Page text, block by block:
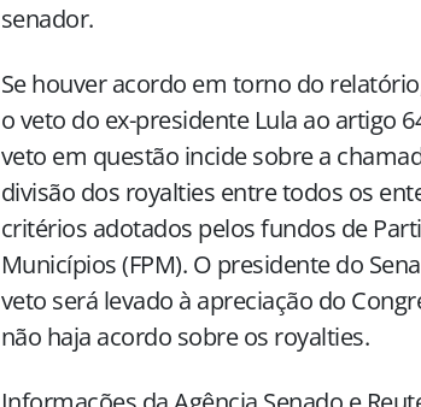
senador.
Se houver acordo em torno do
o veto do ex-presidente Lula ao artigo
veto em questão incide sobre a
divisão dos royalties entre todos os
critérios adotados pelos fundos de
Municípios (FPM). O presidente do
veto será levado à apreciação do
não haja acordo sobre os royalties.